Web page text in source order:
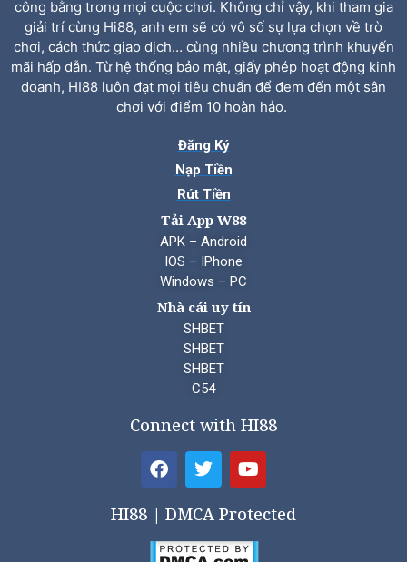
công bằng trong mọi cuộc chơi. Không chỉ vậy, khi tham gia
giải trí cùng Hi88, anh em sẽ có vô số sự lựa chọn về trò
chơi, cách thức giao dịch… cùng nhiều chương trình khuyến
mãi hấp dẫn. Từ hệ thống bảo mật, giấy phép hoạt động kinh
doanh, HI88 luôn đạt mọi tiêu chuẩn để đem đến một sân
chơi với điểm 10 hoàn hảo.
Đăng Ký
Nạp Tiền
Rút Tiền
Tải App W88
APK – Android
IOS – IPhone
Windows – PC
Nhà cái uy tín
SHBET
SHBET
SHBET
C54
Connect with HI88
HI88 | DMCA Protected